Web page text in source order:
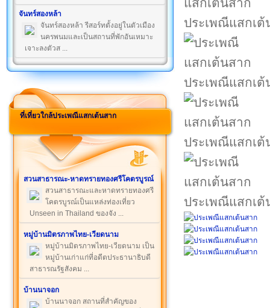
จันทร์สองหล้า
จันทร์สองหล้า รีสอร์ทตั้งอยู่ในตัวเมือง
นครพนมและเป็นสถานที่พักอันเหมาะ
เจาะลงตัวส ...
ที่เที่ยวใกล้ประเพณีแสกเต้นสาก
สวนสาธารณะ-หาดทรายทองศรีโคตรบูรณ์
สวนสาธารณะและหาดทรายทองศรี
โคตรบูรณ์เป็นแหล่งท่องเที่ยว
Unseen in Thailand ของจัง ...
หมู่บ้านมิตรภาพไทย-เวียดนาม
หมู่บ้านมิตรภาพไทย-เวียดนาม เป็น
หมู่บ้านเก่าแก่ที่อดีตประธานาธิบดี
สาธารณรัฐสังคม ...
บ้านนาจอก
บ้านนาจอก สถานที่สำคัญของ
ประเพณีแสกเต้
ประเพณีแสกเต้
ประเพณีแสกเต้
ประเพณีแสกเต้